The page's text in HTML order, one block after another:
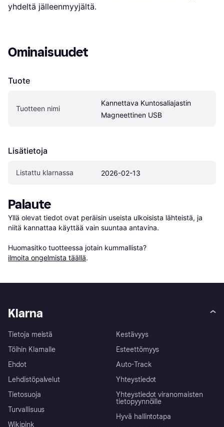
yhdeltä jälleenmyyjältä.
Ominaisuudet
Tuote
Tuotteen nimi
Kannettava Kuntosaliajastin
Magneettinen USB
Lisätietoja
Listattu klarnassa 2026-02-13
Palaute
Yllä olevat tiedot ovat peräisin useista ulkoisista lähteistä, ja
niitä kannattaa käyttää vain suuntaa antavina.
Huomasitko tuotteessa jotain kummallista?
ilmoita ongelmista täällä.
Klarna
Tietoja meistä
Töihin Klarnalle
Ehdot
Lehdistöpalvelut
Tietosuoja
Turvallisuus
Wikipink
Kestävyys
Esteettömyys
Auto-Track
Yhteystiedot
Yhteystiedot viranomaisten
tietopyynnöille
Hyvä hallintotapa